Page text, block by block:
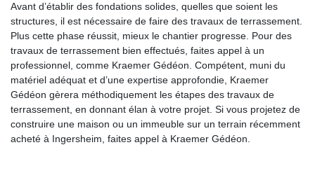
Avant d’établir des fondations solides, quelles que soient les
structures, il est nécessaire de faire des travaux de terrassement.
Plus cette phase réussit, mieux le chantier progresse. Pour des
travaux de terrassement bien effectués, faites appel à un
professionnel, comme Kraemer Gédéon. Compétent, muni du
matériel adéquat et d’une expertise approfondie, Kraemer
Gédéon gèrera méthodiquement les étapes des travaux de
terrassement, en donnant élan à votre projet. Si vous projetez de
construire une maison ou un immeuble sur un terrain récemment
acheté à Ingersheim, faites appel à Kraemer Gédéon.